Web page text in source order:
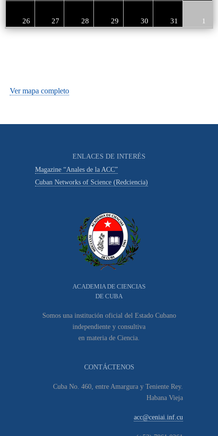
26 27 28 29 30 31 1
Ver mapa completo
ENLACES DE INTERÉS
Magazine “Anales de la ACC”
Cuban Networks of Science (Redciencia)
ACADEMIA DE CIENCIAS
DE CUBA
Somos una institución oficial del Estado Cubano
independiente y consultiva
en materia de Ciencia.
CONTÁCTENOS
Cuba No. 460, entre Amargura y Teniente Rey.
Habana Vieja
acc@ceniai.inf.cu